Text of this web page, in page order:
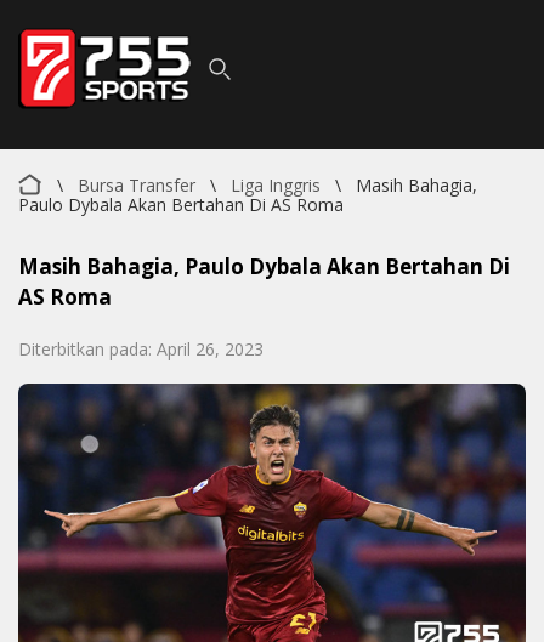
\ Bursa Transfer \ Liga Inggris \
Masih Bahagia,
Paulo Dybala Akan Bertahan Di AS Roma
Masih Bahagia, Paulo Dybala Akan Bertahan Di
AS Roma
Diterbitkan pada: April 26, 2023